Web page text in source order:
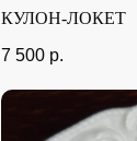
КУЛОН-ЛОКЕТ
7 500 р.